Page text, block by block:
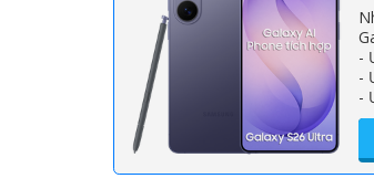
-
-
-